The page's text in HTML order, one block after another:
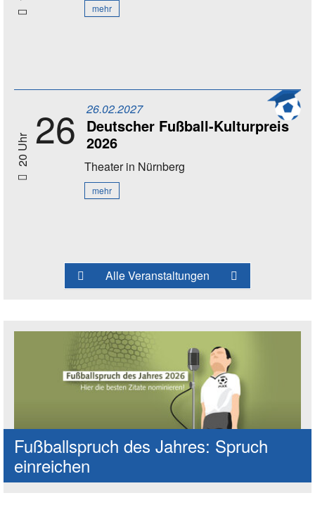
mehr
20 Uhr 26 26.02.2027
Deutscher Fußball-Kulturpreis
2026
Theaterin Nürnberg
mehr
Alle Veranstaltungen
Fußballspruch des Jahres: Spruch
einreichen